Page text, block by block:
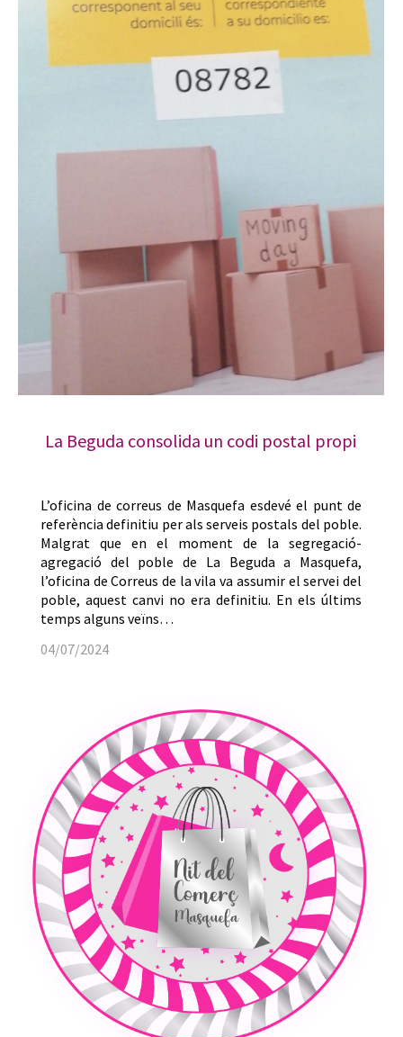
La Beguda consolida un codi postal propi
L’oficina de correus de Masquefa esdevé el punt de
referència definitiu per als serveis postals del poble.
Malgrat que en el moment de la segregació-
agregació del poble de La Beguda a Masquefa,
l’oficina de Correus de la vila va assumir el servei del
poble, aquest canvi no era definitiu. En els últims
temps alguns veïns…
04/07/2024